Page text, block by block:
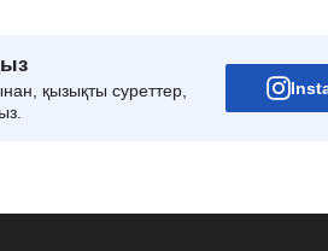
қызықты суреттер,